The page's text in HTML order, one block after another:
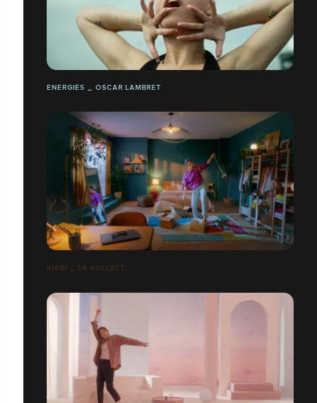
ENERGIES _ OSCAR LAMBRET
KIABI _ LA KOLLECT